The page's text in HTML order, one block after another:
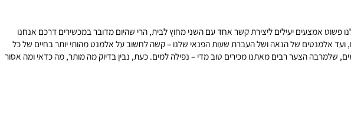
אמצעים יעילים ליצירת קשר אחד עם השני מחוץ לבית, הרי שהיום מדובר במכשירים דרכם אנחנו
אלמנטים של הנאה ושל העברת שעות הפנאי שלנו – קשה לחשוב על אלמנט מהותי יותר בחיים של כל